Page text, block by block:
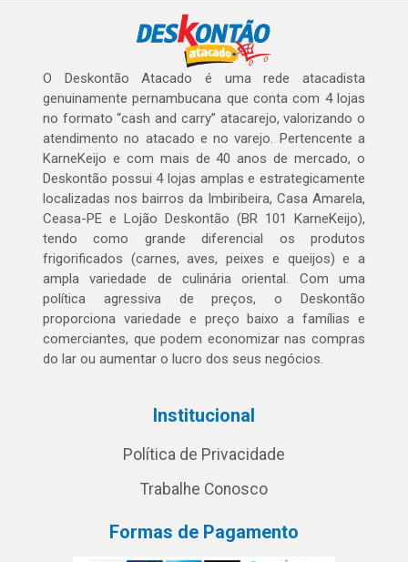
O Deskontão Atacado é uma rede atacadista
genuinamente pernambucana que conta com 4 lojas
no formato “cash and carry” atacarejo, valorizando o
atendimento no atacado e no varejo. Pertencente a
KarneKeijo e com mais de 40 anos de mercado, o
Deskontão possui 4 lojas amplas e estrategicamente
localizadas nos bairros da Imbiribeira, Casa Amarela,
Ceasa-PE e Lojão Deskontão (BR 101 KarneKeijo),
tendo como grande diferencial os produtos
frigorificados (carnes, aves, peixes e queijos) e a
ampla variedade de culinária oriental. Com uma
política agressiva de preços, o Deskontão
proporciona variedade e preço baixo a famílias e
comerciantes, que podem economizar nas compras
do lar ou aumentar o lucro dos seus negócios.
Institucional
Política de Privacidade
Trabalhe Conosco
Formas de Pagamento